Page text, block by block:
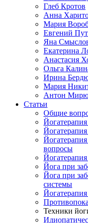
Глеб Кротов
Анна
Мария
Евгений
Яна
Екатерина
Анастасия
Ольга
Ирина
Мария
Антон
Статьи
Общие
вопросы
Йога при
Йога при
системы
Техники